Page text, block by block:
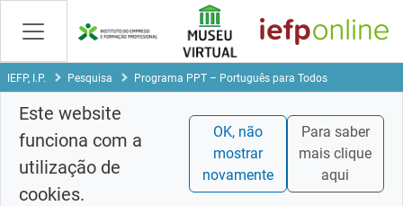
Saltar
para
conteúdo
principal
IEFP, I.P. Pesquisa Programa PPT – Português para Todos
Este website
funciona com a
utilização de
cookies.
OK, não
mostrar
novamente
Para saber
mais clique
aqui